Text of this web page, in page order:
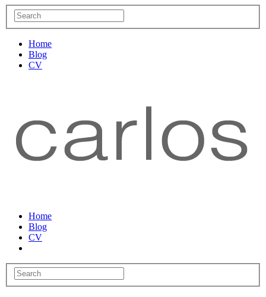
Home
Blog
CV
Home
Blog
CV